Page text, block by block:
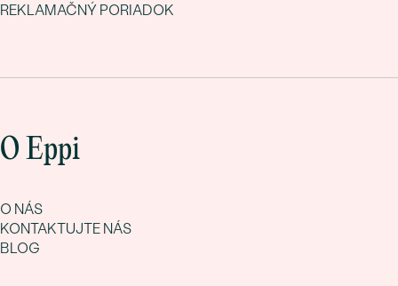
REKLAMAČNÝ PORIADOK
O Eppi
O NÁS
KONTAKTUJTE NÁS
BLOG